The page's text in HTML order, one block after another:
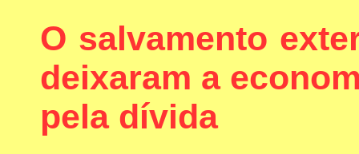
O salvamento
deixaram a
pela dívida